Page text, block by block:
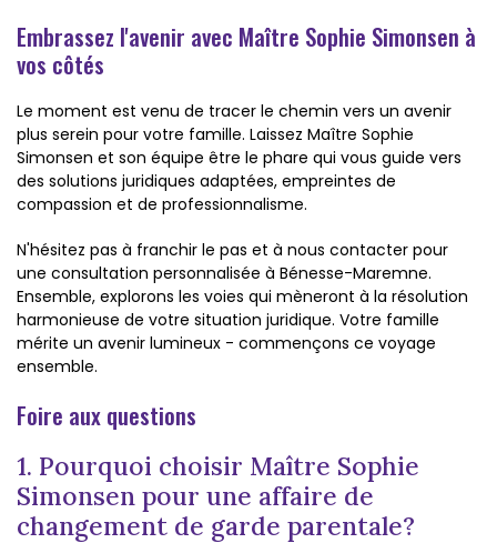
Embrassez l'avenir avec Maître Sophie Simonsen à
vos côtés
Le moment est venu de tracer le chemin vers un avenir
plus serein pour votre famille. Laissez Maître Sophie
Simonsen et son équipe être le phare qui vous guide vers
des solutions juridiques adaptées, empreintes de
compassion et de professionnalisme.
N'hésitez pas à franchir le pas et à nous contacter pour
une consultation personnalisée à Bénesse-Maremne.
Ensemble, explorons les voies qui mèneront à la résolution
harmonieuse de votre situation juridique. Votre famille
mérite un avenir lumineux - commençons ce voyage
ensemble.
Foire aux questions
1. Pourquoi choisir Maître Sophie
Simonsen pour une affaire de
changement de garde parentale?